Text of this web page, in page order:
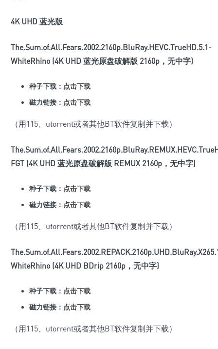
4K UHD 蓝光版
The.Sum.of.All.Fears.2002.2160p.BluRay.HEVC.TrueHD.5.1-
WhiteRhino (4K UHD 蓝光原盘破解版 2160p，无中字)
种子下载： 点击下载
磁力链接： 点击下载
（用115、utorrent或者其他BT软件复制并下载）
FGT (4K UHD 蓝光原盘破解版 REMUX 2160p，无中字)
种子下载： 点击下载
磁力链接： 点击下载
（用115、utorrent或者其他BT软件复制并下载）
WhiteRhino (4K UHD BDrip 2160p，无中字)
种子下载： 点击下载
磁力链接： 点击下载
（用115、utorrent或者其他BT软件复制并下载）